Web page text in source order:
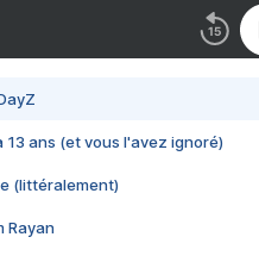
13 ans (et vous l'avez ignoré)
(littéralement)
Rayan